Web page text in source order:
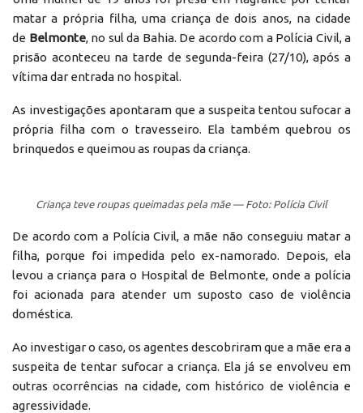
matar a própria filha, uma criança de dois anos, na cidade
de Belmonte, no sul da Bahia. De acordo com a Polícia Civil, a
prisão aconteceu na tarde de segunda-feira (27/10), após a
vítima dar entrada no hospital.
As investigações apontaram que a suspeita tentou sufocar a
própria filha com o travesseiro. Ela também quebrou os
brinquedos e queimou as roupas da criança.
Criança teve roupas queimadas pela mãe — Foto: Polícia Civil
De acordo com a Polícia Civil, a mãe não conseguiu matar a
filha, porque foi impedida pelo ex-namorado. Depois, ela
levou a criança para o Hospital de Belmonte, onde a polícia
foi acionada para atender um suposto caso de violência
doméstica.
Ao investigar o caso, os agentes descobriram que a mãe era a
suspeita de tentar sufocar a criança. Ela já se envolveu em
outras ocorrências na cidade, com histórico de violência e
agressividade.